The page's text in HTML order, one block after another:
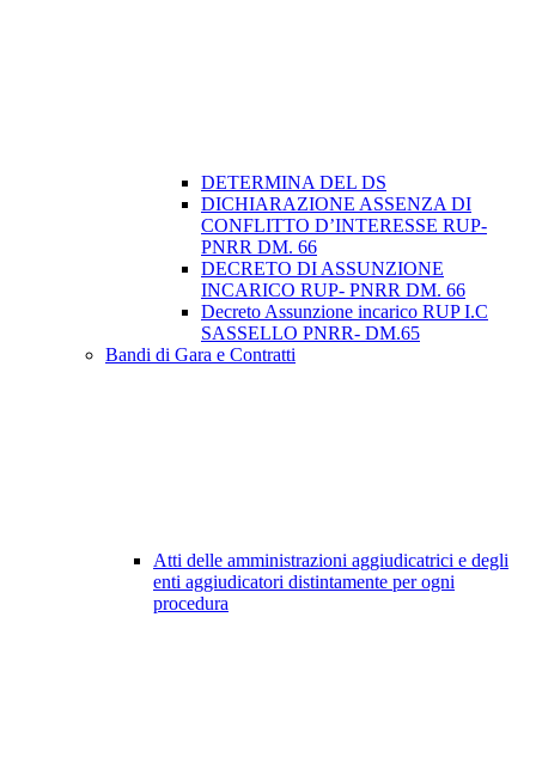
DETERMINA DEL DS
DICHIARAZIONE ASSENZA DI
CONFLITTO D’INTERESSE RUP-
PNRR DM. 66
DECRETO DI ASSUNZIONE
INCARICO RUP- PNRR DM. 66
Decreto Assunzione incarico RUP I.C
SASSELLO PNRR- DM.65
Bandi di Gara e Contratti
Atti delle amministrazioni aggiudicatrici e degli
enti aggiudicatori distintamente per ogni
procedura